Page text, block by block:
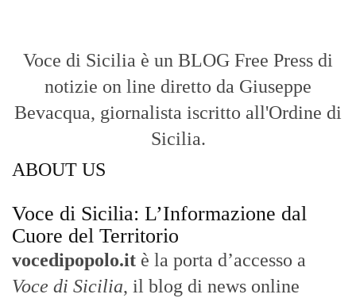
Voce di Sicilia è un BLOG Free Press di
notizie on line diretto da Giuseppe
Bevacqua, giornalista iscritto all'Ordine di
Sicilia.
ABOUT US
Voce di Sicilia: L’Informazione dal
Cuore del Territorio
vocedipopolo.it è la porta d’accesso a
Voce di Sicilia, il blog di news online